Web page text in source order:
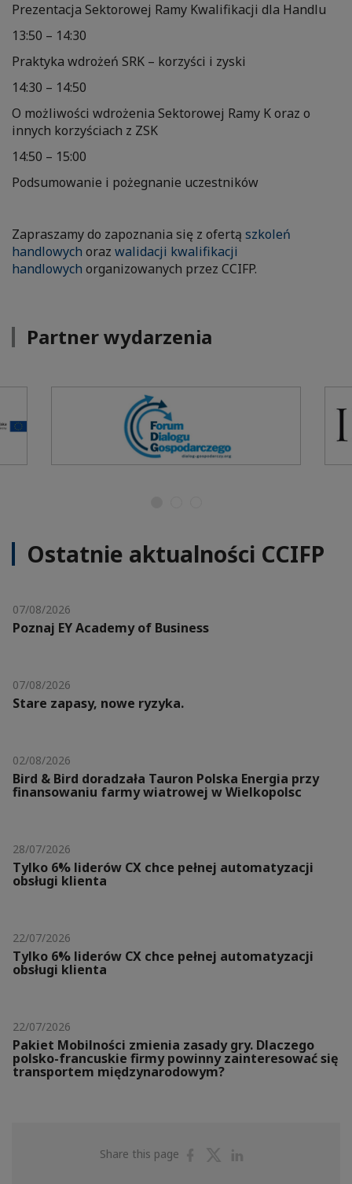
Prezentacja Sektorowej Ramy Kwalifikacji dla Handlu
13:50 – 14:30
Praktyka wdrożeń SRK – korzyści i zyski
14:30 – 14:50
O możliwości wdrożenia Sektorowej Ramy K oraz o
innych korzyściach z ZSK
14:50 – 15:00
Podsumowanie i pożegnanie uczestników
Zapraszamy do zapoznania się z ofertą szkoleń
handlowych oraz walidacji kwalifikacji
handlowych organizowanych przez CCIFP.
Partner wydarzenia
Ostatnie aktualności CCIFP
07/08/2026
Poznaj EY Academy of Business
07/08/2026
Stare zapasy, nowe ryzyka.
02/08/2026
Bird & Bird doradzała Tauron Polska Energia przy
finansowaniu farmy wiatrowej w Wielkopolsc
28/07/2026
Tylko 6% liderów CX chce pełnej automatyzacji
obsługi klienta
22/07/2026
Tylko 6% liderów CX chce pełnej automatyzacji
obsługi klienta
22/07/2026
Pakiet Mobilności zmienia zasady gry. Dlaczego
polsko-francuskie firmy powinny zainteresować się
transportem międzynarodowym?
Share this page
ShareShare